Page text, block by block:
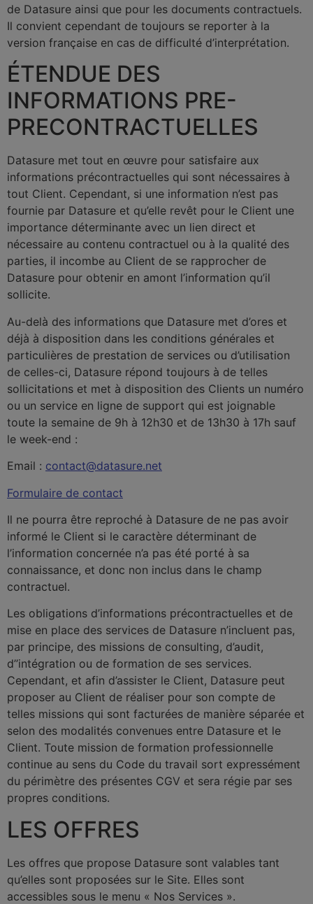
de Datasure ainsi que pour les documents contractuels.
Il convient cependant de toujours se reporter à la
version française en cas de difficulté d’interprétation.
ÉTENDUE DES
INFORMATIONS PRE-
PRECONTRACTUELLES
Datasure met tout en œuvre pour satisfaire aux
informations précontractuelles qui sont nécessaires à
tout Client. Cependant, si une information n’est pas
fournie par Datasure et qu’elle revêt pour le Client une
importance déterminante avec un lien direct et
nécessaire au contenu contractuel ou à la qualité des
parties, il incombe au Client de se rapprocher de
Datasure pour obtenir en amont l’information qu’il
sollicite.
Au-delà des informations que Datasure met d’ores et
déjà à disposition dans les conditions générales et
particulières de prestation de services ou d’utilisation
de celles-ci, Datasure répond toujours à de telles
sollicitations et met à disposition des Clients un numéro
ou un service en ligne de support qui est joignable
toute la semaine de 9h à 12h30 et de 13h30 à 17h sauf
le week-end :
Email : contact@datasure.net
Formulaire de contact
Il ne pourra être reproché à Datasure de ne pas avoir
informé le Client si le caractère déterminant de
l’information concernée n’a pas été porté à sa
connaissance, et donc non inclus dans le champ
contractuel.
Les obligations d’informations précontractuelles et de
mise en place des services de Datasure n’incluent pas,
par principe, des missions de consulting, d’audit,
d’’intégration ou de formation de ses services.
Cependant, et afin d’assister le Client, Datasure peut
proposer au Client de réaliser pour son compte de
telles missions qui sont facturées de manière séparée et
selon des modalités convenues entre Datasure et le
Client. Toute mission de formation professionnelle
continue au sens du Code du travail sort expressément
du périmètre des présentes CGV et sera régie par ses
propres conditions.
LES OFFRES
Les offres que propose Datasure sont valables tant
qu’elles sont proposées sur le Site. Elles sont
accessibles sous le menu « Nos Services ».